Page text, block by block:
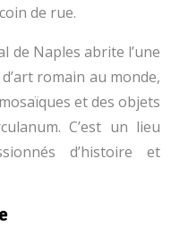
de rue.
de Naples abrite l’une
romain au monde,
et des objets
C’est un lieu
d’histoire et